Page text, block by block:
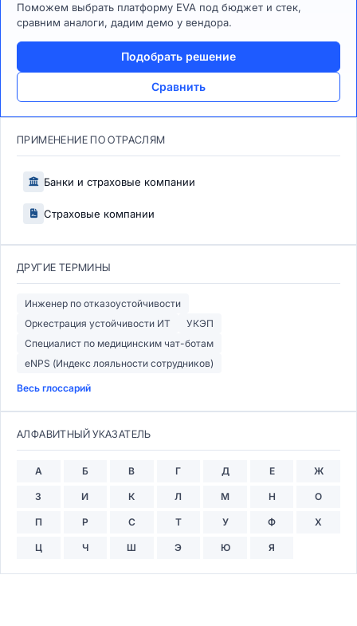
Поможем выбрать платформу EVA под бюджет и стек,
сравним аналоги, дадим демо у вендора.
Подобрать решение
Сравнить
ПРИМЕНЕНИЕ ПО ОТРАСЛЯМ
Банки и страховые компании
Страховые компании
ДРУГИЕ ТЕРМИНЫ
Инженер по отказоустойчивости
Оркестрация устойчивости ИТ
УКЭП
Специалист по медицинским чат-ботам
eNPS (Индекс лояльности сотрудников)
Весь глоссарий
АЛФАВИТНЫЙ УКАЗАТЕЛЬ
А Б В Г Д Е Ж
З И К Л М Н О
П Р С Т У Ф Х
Ц Ч Ш Э Ю Я